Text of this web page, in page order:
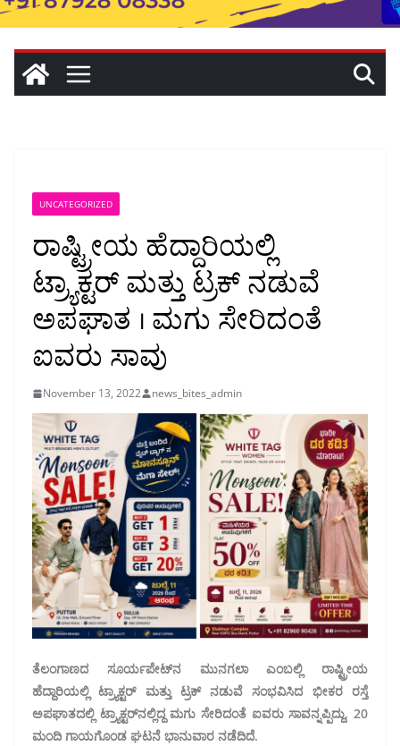
UNCATEGORIZED
ರಾಷ್ಟ್ರೀಯ ಹೆದ್ದಾರಿಯಲ್ಲಿ
ಟ್ರ್ಯಾಕ್ಟರ್ ಮತ್ತು ಟ್ರಕ್ ನಡುವೆ
ಅಪಘಾತ । ಮಗು ಸೇರಿದಂತೆ
ಐವರು ಸಾವು
November 13, 2022 news_bites_admin
ತೆಲಂಗಾಣದ ಸೂರ್ಯಪೇಟ್‌ನ ಮುನಗಲಾ ಎಂಬಲ್ಲಿ ರಾಷ್ಟ್ರೀಯ
ಹೆದ್ದಾರಿಯಲ್ಲಿ ಟ್ರ್ಯಾಕ್ಟರ್ ಮತ್ತು ಟ್ರಕ್ ನಡುವೆ ಸಂಭವಿಸಿದ ಭೀಕರ ರಸ್ತೆ
ಅಪಘಾತದಲ್ಲಿ ಟ್ರ್ಯಾಕ್ಟರ್‌ನಲ್ಲಿದ್ದ ಮಗು ಸೇರಿದಂತೆ ಐವರು ಸಾವನ್ನಪ್ಪಿದ್ದು, 20
ಮಂದಿ ಗಾಯಗೊಂಡ ಘಟನೆ ಭಾನುವಾರ ನಡೆದಿದೆ.